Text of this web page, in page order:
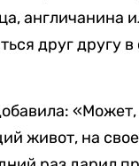
друг другу
«Может,
живот, на